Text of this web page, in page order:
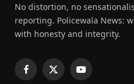
No distortion, no
reporting. Policewala News:
with honesty and integrity.
Facebook
X
YouTube